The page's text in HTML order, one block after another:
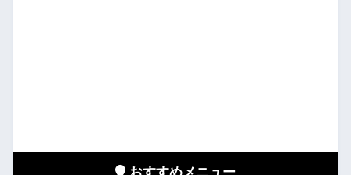
おすすめメニュー